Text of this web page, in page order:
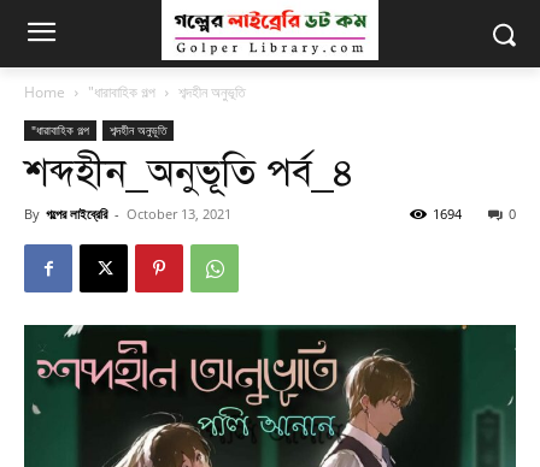
Home "ধারাবাহিক গল্প শব্দহীন অনুভূতি
"ধারাবাহিক গল্প শব্দহীন অনুভূতি
শব্দহীন_অনুভূতি পর্ব_৪
By গল্পের লাইব্রেরি - October 13, 2021 0
1694